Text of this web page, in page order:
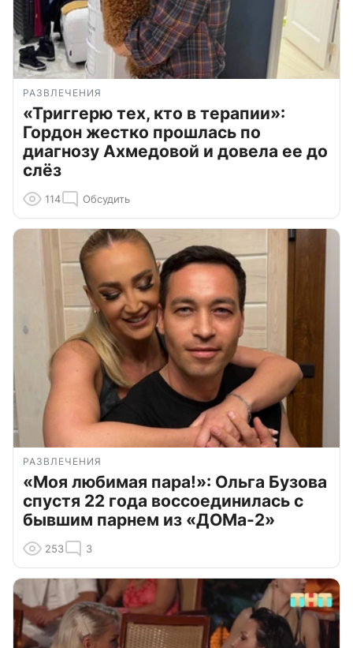
РАЗВЛЕЧЕНИЯ
«Триггерю тех, кто в терапии»:
Гордон жестко прошлась по
диагнозу Ахмедовой и довела ее до
слёз
114 Обсудить
РАЗВЛЕЧЕНИЯ
«Моя любимая пара!»: Ольга Бузова
спустя 22 года воссоединилась с
бывшим парнем из «ДОМа-2»
253 3